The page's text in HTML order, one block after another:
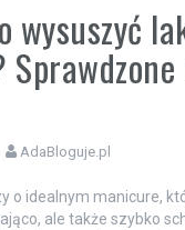
wysuszyć
AdaBloguje.pl
o idealnym manicure,
ale także szybko